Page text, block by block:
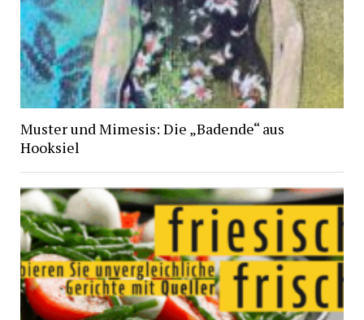
Muster und Mimesis: Die „Badende“ aus
Hooksiel